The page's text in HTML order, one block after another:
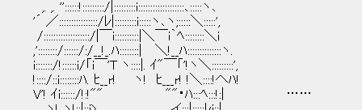
,. ,. ''::::::!:::::::::/|:::::::::i:::::::::::::::::::､:::::ヽ､
'´ ／::::::::::::::::/ﾚ|:::::::::i:::::ヽ､ヽ;:::::＼:::::',
/:::::::::::::::::::/|￣i::::::::::|＼￣i｀ﾍ::::::::＼i
,'::::::::/::::::/:/__!_.ﾊ::::::::| ＼!__ﾊ::::::::::::::ヽ.
i:::::::/!::::::i/「i￣'T ヽ::::|. ｲ"￣「'!ヽ＼:::::::::',
!::::/::i::::::::ﾊ. ﾋ__r! ヽ! ﾋ___r! !＼::::!へﾊ!
V'! ｲi::::::/!:!"" ""・ﾊ:::ﾍ:::!:| ……